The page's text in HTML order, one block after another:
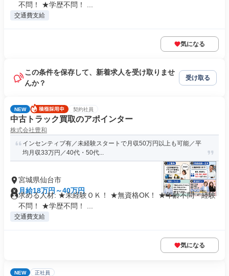
不問！ ★学歴不問！ ...
交通費支給
気になる
この条件を保存して、新着求人を受け取りませ
んか？
受け取る
NEW 契約社員
中古トラック買取のアポインター
株式会社豊和
インセンティブ有／未経験スタートで月収50万円以上も可能／平
均月収33万円／40代・50代...
宮城県仙台市
月給18万円～40万円
求める人材: ★未経験ＯＫ！ ★無資格OK！ ★年齢不問・経験
不問！ ★学歴不問！ ...
交通費支給
気になる
NEW 正社員